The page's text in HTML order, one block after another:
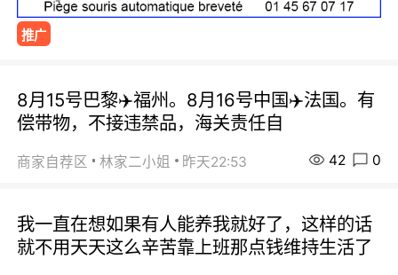
推广
8月15号巴黎✈️福州。8月16号中国✈️法国。有
偿带物，不接违禁品，海关责任自
商家自荐区 林家二小姐 昨天22:53 42 0
我一直在想如果有人能养我就好了，这样的话
就不用天天这么辛苦靠上班那点钱维持生活了